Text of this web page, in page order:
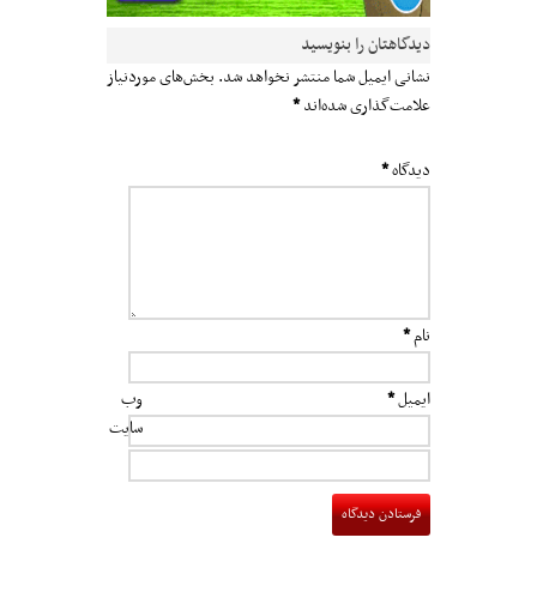
دیدگاهتان را بنویسید
نشانی ایمیل شما منتشر نخواهد شد. بخش‌های موردنیاز
علامت‌گذاری شده‌اند*
دیدگاه*
نام*
ایمیل*
وب‌
سایت